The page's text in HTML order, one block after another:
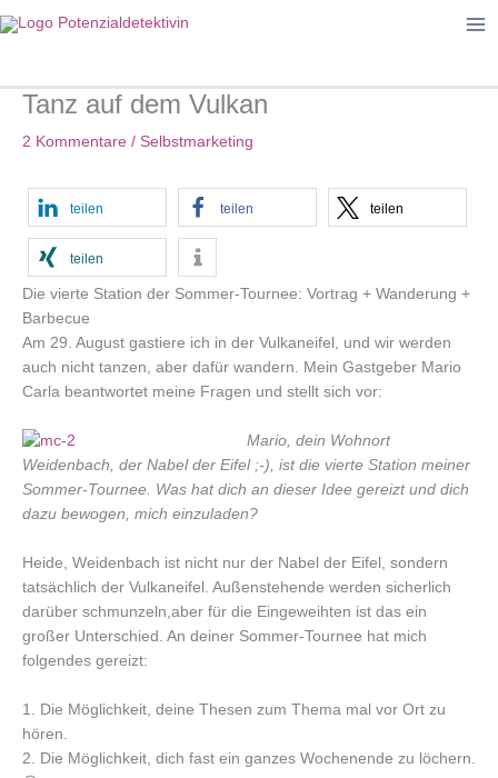
Inhalt
Tanz auf dem Vulkan
2 Kommentare / Selbstmarketing
teilen teilen teilen
teilen
Die vierte Station der Sommer-Tournee: Vortrag + Wanderung +
Barbecue
Am 29. August gastiere ich in der Vulkaneifel, und wir werden
auch nicht tanzen, aber dafür wandern. Mein Gastgeber Mario
Carla beantwortet meine Fragen und stellt sich vor:
Mario, dein Wohnort
Weidenbach, der Nabel der Eifel ;-), ist die vierte Station meiner
Sommer-Tournee. Was hat dich an dieser Idee gereizt und dich
dazu bewogen, mich einzuladen?
Heide, Weidenbach ist nicht nur der Nabel der Eifel, sondern
tatsächlich der Vulkaneifel. Außenstehende werden sicherlich
darüber schmunzeln,aber für die Eingeweihten ist das ein
großer Unterschied. An deiner Sommer-Tournee hat mich
folgendes gereizt:
1. Die Möglichkeit, deine Thesen zum Thema mal vor Ort zu
hören.
2. Die Möglichkeit, dich fast ein ganzes Wochenende zu löchern.